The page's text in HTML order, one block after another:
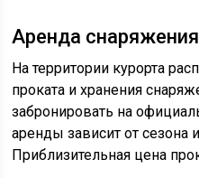
Аренда снаряжения
На территории курорта
проката и хранения
забронировать на
аренды зависит от сезона
Приблизительная цена